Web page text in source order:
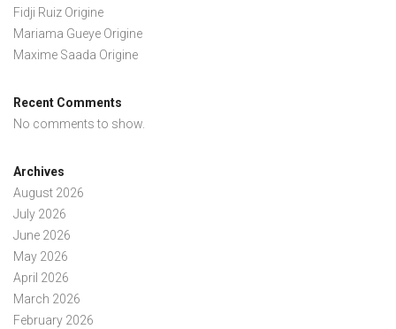
Fidji Ruiz Origine
Mariama Gueye Origine
Maxime Saada Origine
Recent Comments
No comments to show.
Archives
August 2026
July 2026
June 2026
May 2026
April 2026
March 2026
February 2026